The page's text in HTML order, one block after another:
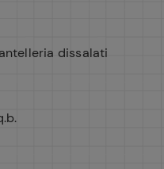
dissalati